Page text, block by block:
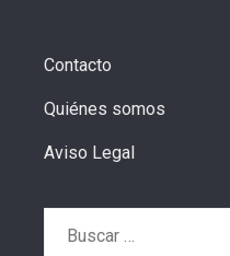
Contacto
Quiénes somos
Aviso Legal